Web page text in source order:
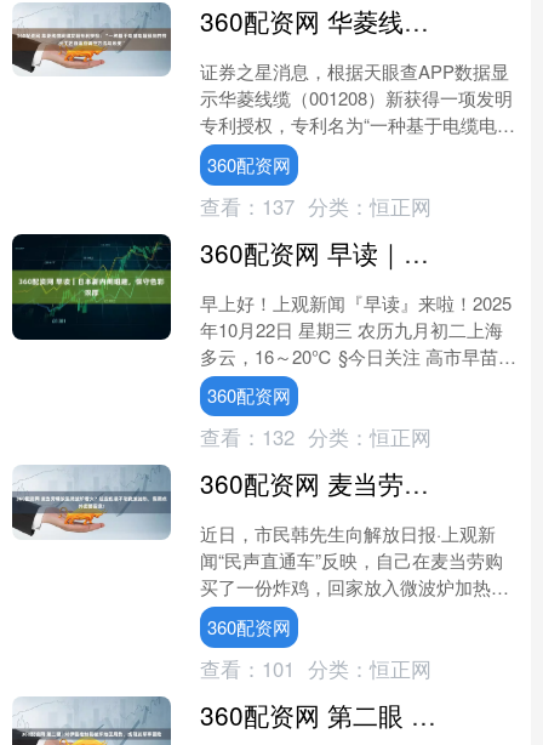
360配资网 华菱线缆获得发明专利授权：“一种基于电缆电阻预测的挤出工艺自适应调控方法与系统”
证券之星消息，根据天眼查APP数据显
示华菱线缆（001208）新获得一项发明
专利授权，专利名为“一种基于电缆电阻
预测的挤出工艺自适应调控方法与系
统”，专利申请号....
360配资网
查看： 137 分类： 恒正网
360配资网 早读｜日本新内阁组建，保守色彩浓厚
早上好！上观新闻『早读』来啦！2025
年10月22日 星期三 农历九月初二上海
多云，16～20℃ §今日关注 高市早苗内
阁成立，兼顾力量平衡且保守色彩浓厚
※ ....
360配资网
查看： 132 分类： 恒正网
360配资网 麦当劳桶放进微波炉着火？这些包装不能微波加热，假期点外卖要留意！
近日，市民韩先生向解放日报·上观新
闻“民声直通车”反映，自己在麦当劳购
买了一份炸鸡，回家放入微波炉加热竟
突然起火，从韩先生提供的图片看，这
一包装桶多处焦黑还有裂....
360配资网
查看： 101 分类： 恒正网
360配资网 第二眼 | 对伊强推制裁破坏地区局势，或引发军事冒险